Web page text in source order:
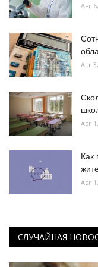
Авг
Авг
Авг
Как
Авг
СЛУЧАЙНАЯ